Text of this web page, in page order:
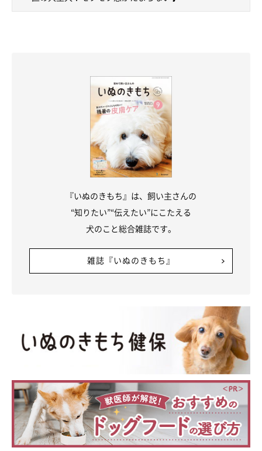
『いぬのきもち』は、飼い主さんの
“知りたい”“伝えたい”にこたえる
犬のこと総合雑誌です。
雑誌『いぬのきもち』